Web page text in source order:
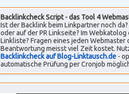
Backlinkcheck Script - das Tool 4
Ist der Backlink beim Linkpartner noch
oder auf der PR Linkseite? Im Webkatolog
Linkliste? Fragen eines jeden Webmaster
Beantwortung meisst viel Zeit kostet.
Backlinkcheck auf Blog-Linktausch.de-
automatische Prüfung per Cronjob